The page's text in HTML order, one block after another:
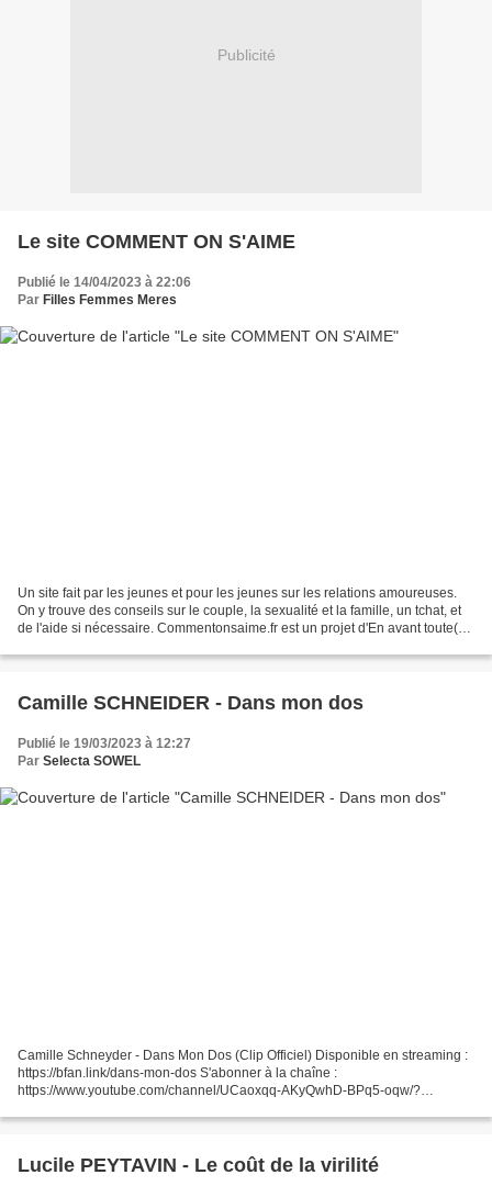
Publicité
Le site COMMENT ON S'AIME
Publié le 14/04/2023 à 22:06
Par Filles Femmes Meres
Un site fait par les jeunes et pour les jeunes sur les relations amoureuses.
On y trouve des conseils sur le couple, la sexualité et la famille, un tchat, et
de l'aide si nécessaire. Commentonsaime.fr est un projet d'En avant toute(s)
Camille SCHNEIDER - Dans mon dos
Publié le 19/03/2023 à 12:27
Par Selecta SOWEL
Camille Schneyder - Dans Mon Dos (Clip Officiel) Disponible en streaming :
https://bfan.link/dans-mon-dos S'abonner à la chaîne :
https://www.youtube.com/channel/UCaoxqq-AKyQwhD-BPq5-oqw/?
Lucile PEYTAVIN - Le coût de la virilité